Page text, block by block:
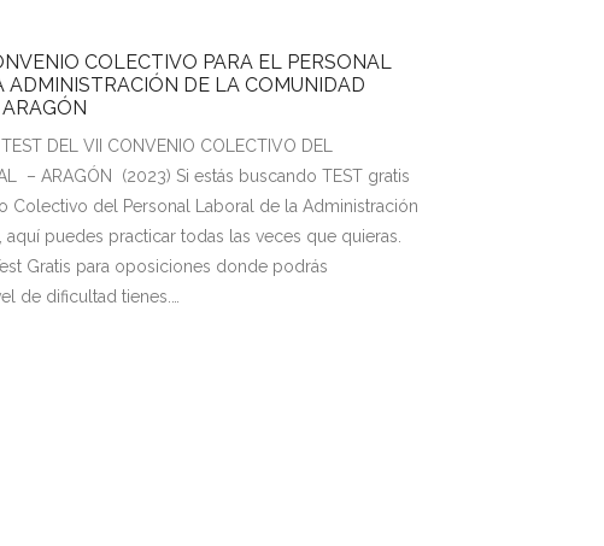
COLECTIVO PARA EL PERSONAL
ADMINISTRACIÓN DE LA COMUNIDAD
DEL VII CONVENIO COLECTIVO DEL
– ARAGÓN (2023) Si estás buscando TEST gratis
Colectivo del Personal Laboral de la Administración
aquí puedes practicar todas las veces que quieras.
Gratis para oposiciones donde podrás
de dificultad tienes.…